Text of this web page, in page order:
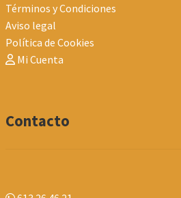
Términos y Condiciones
Aviso legal
Política de Cookies
Mi Cuenta
Contacto